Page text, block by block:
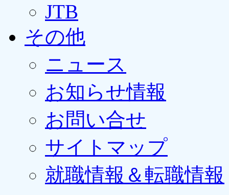
JTB
その他
ニュース
お知らせ情報
お問い合せ
サイトマップ
就職情報＆転職情報